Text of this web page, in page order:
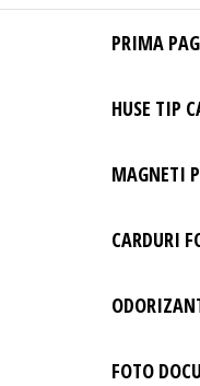
Site
Huse
Huse
Personalizate
Telefon –
– Accesorii
PRIMA
HUSE TIP
MAGNETI
CARDURI
FOTO